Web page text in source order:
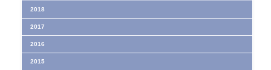
2018
2017
2016
2015